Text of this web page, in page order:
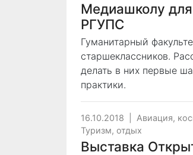
Медиашколу для
РГУПС
Гуманитарный
старшеклассников.
делать в них первые
практики.
16.10.2018 Авиация,
Туризм, отдых
Выставка